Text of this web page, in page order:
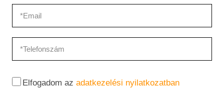
Elfogadom az adatkezelési nyilatkozatban